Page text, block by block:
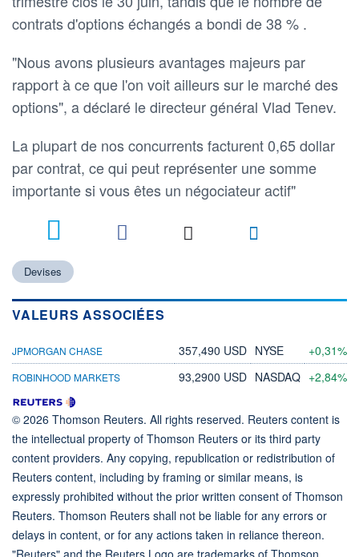
contrats d'options échangés a bondi de 38 % .
"Nous avons plusieurs avantages majeurs par
rapport à ce que l'on voit ailleurs sur le marché des
options", a déclaré le directeur général Vlad Tenev.
La plupart de nos concurrents facturent 0,65 dollar
par contrat, ce qui peut représenter une somme
importante si vous êtes un négociateur actif"
Devises
VALEURS ASSOCIÉES
JPMORGAN CHASE 357,490 USD NYSE +0,31%
ROBINHOOD MARKETS 93,2900 USD NASDAQ +2,84%
© 2026 Thomson Reuters. All rights reserved. Reuters content is
the intellectual property of Thomson Reuters or its third party
content providers. Any copying, republication or redistribution of
Reuters content, including by framing or similar means, is
expressly prohibited without the prior written consent of Thomson
Reuters. Thomson Reuters shall not be liable for any errors or
delays in content, or for any actions taken in reliance thereon.
"Reuters" and the Reuters Logo are trademarks of Thomson